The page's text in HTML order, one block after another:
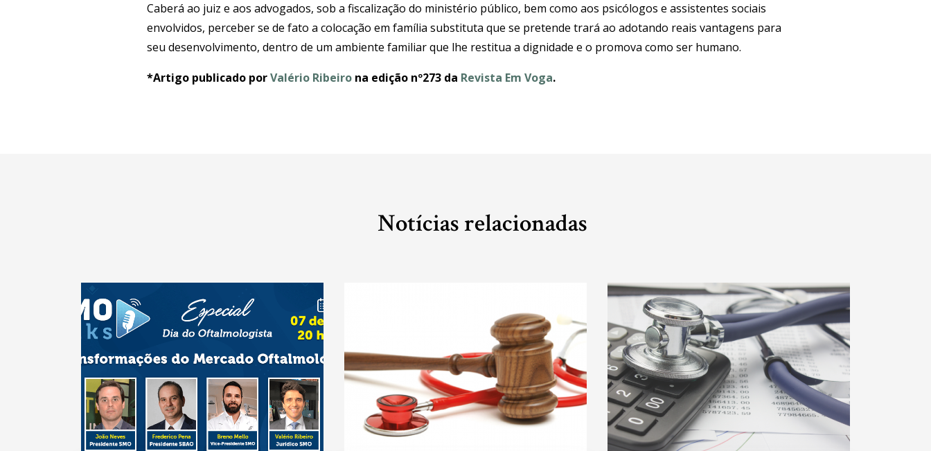
Caberá ao juiz e aos advogados, sob a fiscalização do ministério público, bem como aos psicólogos e assistentes sociais
envolvidos, perceber se de fato a colocação em família substituta que se pretende trará ao adotando reais vantagens para
seu desenvolvimento, dentro de um ambiente familiar que lhe restitua a dignidade e o promova como ser humano.
*Artigo publicado porValério Ribeiro na edição nº273 da Revista Em Voga.
Notícias relacionadas